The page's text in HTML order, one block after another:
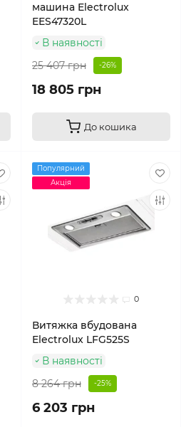
машина Electrolux
EES47320L
В наявності
25 407 грн
-26%
18 805 грн
До кошика
Популярний
Акція
0
Витяжка вбудована
Electrolux LFG525S
В наявності
8 264 грн
-25%
6 203 грн